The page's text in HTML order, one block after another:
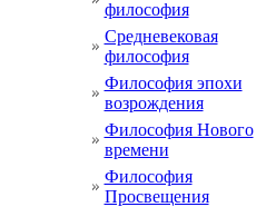
философия
Cредневековая
философия
Философия эпохи
возрождения
Философия Нового
времени
Философия
Просвещения